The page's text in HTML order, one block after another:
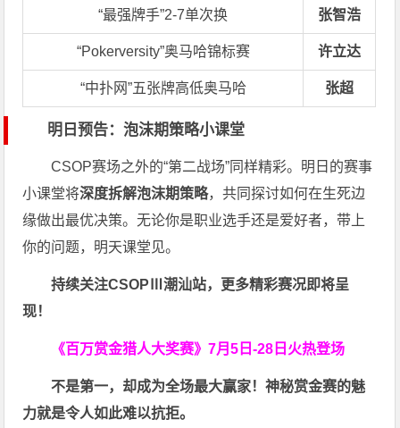
“最强牌手”2-7单次换 张智浩
“Pokerversity”奥马哈锦标赛 许立达
“中扑网”五张牌高低奥马哈 张超
明日预告：泡沫期策略小课堂
CSOP赛场之外的“第二战场”同样精彩。明日的赛事
小课堂将深度拆解泡沫期策略，共同探讨如何在生死边
缘做出最优决策。无论你是职业选手还是爱好者，带上
你的问题，明天课堂见。
持续关注CSOPⅢ潮汕站，更多精彩赛况即将呈
现！
《百万赏金猎人大奖赛》7月5日-28日火热登场
不是第一，却成为全场最大赢家！神秘赏金赛的魅
力就是令人如此难以抗拒。